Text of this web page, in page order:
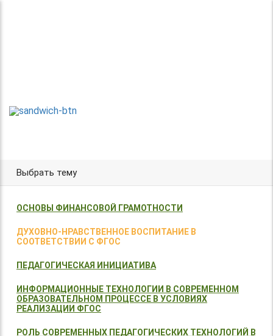
Выбрать тему
ОСНОВЫ ФИНАНСОВОЙ ГРАМОТНОСТИ
ДУХОВНО-НРАВСТВЕННОЕ ВОСПИТАНИЕ В
СООТВЕТСТВИИ С ФГОС
ПЕДАГОГИЧЕСКАЯ ИНИЦИАТИВА
ИНФОРМАЦИОННЫЕ ТЕХНОЛОГИИ В СОВРЕМЕННОМ
ОБРАЗОВАТЕЛЬНОМ ПРОЦЕССЕ В УСЛОВИЯХ
РЕАЛИЗАЦИИ ФГОС
РОЛЬ СОВРЕМЕННЫХ ПЕДАГОГИЧЕСКИХ ТЕХНОЛОГИЙ В